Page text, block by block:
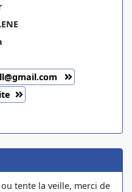
tente la veille, merci de